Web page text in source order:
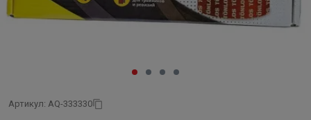
Артикул: AQ-333330